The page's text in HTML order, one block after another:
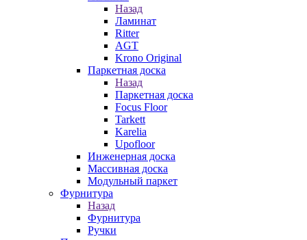
Назад
Ламинат
Ritter
AGT
Krono Original
Паркетная доска
Назад
Паркетная доска
Focus Floor
Tarkett
Karelia
Upofloor
Инженерная доска
Массивная доска
Модульный паркет
Фурнитура
Назад
Фурнитура
Ручки